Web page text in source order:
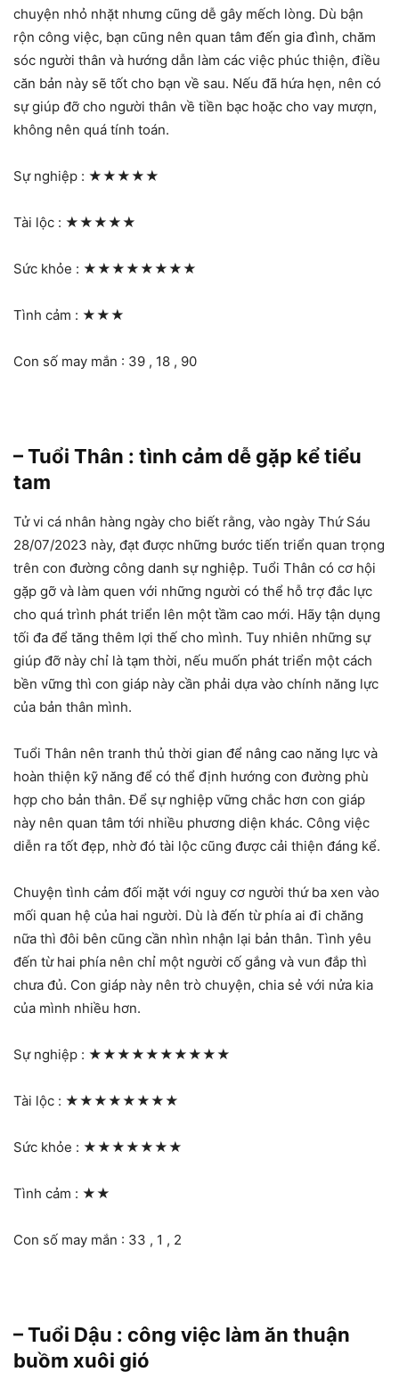
chuyện nhỏ nhặt nhưng cũng dễ gây mếch lòng. Dù bận
rộn công việc, bạn cũng nên quan tâm đến gia đình, chăm
sóc người thân và hướng dẫn làm các việc phúc thiện, điều
căn bản này sẽ tốt cho bạn về sau. Nếu đã hứa hẹn, nên có
sự giúp đỡ cho người thân về tiền bạc hoặc cho vay mượn,
không nên quá tính toán.
Sự nghiệp : ★★★★★
Tài lộc : ★★★★★
Sức khỏe : ★★★★★★★★
Tình cảm : ★★★
Con số may mắn : 39 , 18 , 90
– Tuổi Thân : tình cảm dễ gặp kể tiểu
tam
Tử vi cá nhân hàng ngày cho biết rằng, vào ngày Thứ Sáu
28/07/2023 này, đạt được những bước tiến triển quan trọng
trên con đường công danh sự nghiệp. Tuổi Thân có cơ hội
gặp gỡ và làm quen với những người có thể hỗ trợ đắc lực
cho quá trình phát triển lên một tầm cao mới. Hãy tận dụng
tối đa để tăng thêm lợi thế cho mình. Tuy nhiên những sự
giúp đỡ này chỉ là tạm thời, nếu muốn phát triển một cách
bền vững thì con giáp này cần phải dựa vào chính năng lực
của bản thân mình.
Tuổi Thân nên tranh thủ thời gian để nâng cao năng lực và
hoàn thiện kỹ năng để có thể định hướng con đường phù
hợp cho bản thân. Để sự nghiệp vững chắc hơn con giáp
này nên quan tâm tới nhiều phương diện khác. Công việc
diễn ra tốt đẹp, nhờ đó tài lộc cũng được cải thiện đáng kể.
Chuyện tình cảm đối mặt với nguy cơ người thứ ba xen vào
mối quan hệ của hai người. Dù là đến từ phía ai đi chăng
nữa thì đôi bên cũng cần nhìn nhận lại bản thân. Tình yêu
đến từ hai phía nên chỉ một người cố gắng và vun đắp thì
chưa đủ. Con giáp này nên trò chuyện, chia sẻ với nửa kia
của mình nhiều hơn.
Sự nghiệp : ★★★★★★★★★★
Tài lộc : ★★★★★★★★
Sức khỏe : ★★★★★★★
Tình cảm : ★★
Con số may mắn : 33 , 1 , 2
– Tuổi Dậu : công việc làm ăn thuận
buồm xuôi gió